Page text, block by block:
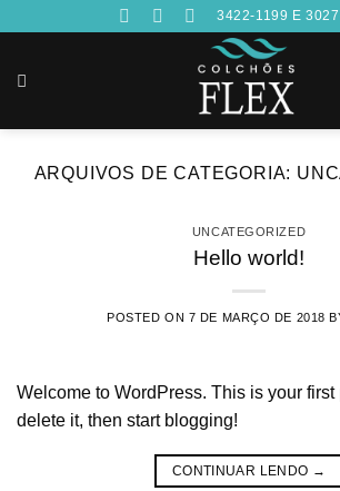
3422-1199 E
ARQUIVOS DE CATEGORIA:
UNCATEGORIZED
Hello world!
POSTED ON 7 DE MARÇO DE 2018
Welcome to WordPress. This is your first
delete it, then start blogging!
CONTINUAR LENDO →